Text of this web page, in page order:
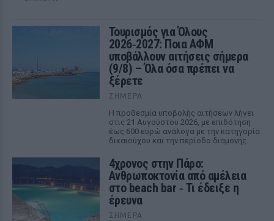
Τουρισμός για Όλους
2026‑2027: Ποια ΑΦΜ
υποβάλλουν αιτήσεις σήμερα
(9/8) – Όλα όσα πρέπει να
ξέρετε
ΣΉΜΕΡΑ
Η προθεσμία υποβολής αιτήσεων λήγει
στις 21 Αυγούστου 2026, με επιδότηση
έως 600 ευρώ ανάλογα με την κατηγορία
δικαιούχου και την περίοδο διαμονής.
4χρονος στην Πάρο:
Ανθρωποκτονία από αμέλεια
στο beach bar ‑ Τι έδειξε η
έρευνα
ΣΉΜΕΡΑ